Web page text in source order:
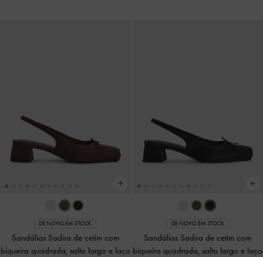
DE NOVO EM STOCK
Sandálias Sadira de cetim com
biqueira quadrada, salto largo e laço
DE NOVO EM STOCK
Sandálias Sadira de cetim com
biqueira quadrada, salto largo e laço